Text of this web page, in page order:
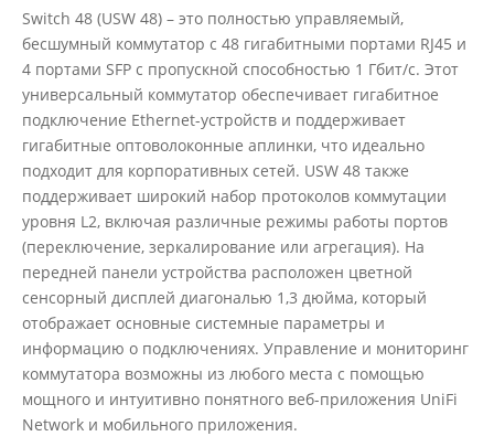
Switch 48 (USW 48) – это полностью управляемый,
бесшумный коммутатор с 48 гигабитными портами RJ45 и
4 портами SFP с пропускной способностью 1 Гбит/с. Этот
универсальный коммутатор обеспечивает гигабитное
подключение Ethernet-устройств и поддерживает
гигабитные оптоволоконные аплинки, что идеально
подходит для корпоративных сетей. USW 48 также
поддерживает широкий набор протоколов коммутации
уровня L2, включая различные режимы работы портов
(переключение, зеркалирование или агрегация). На
передней панели устройства расположен цветной
сенсорный дисплей диагональю 1,3 дюйма, который
отображает основные системные параметры и
информацию о подключениях. Управление и мониторинг
коммутатора возможны из любого места с помощью
мощного и интуитивно понятного веб-приложения UniFi
Network и мобильного приложения.